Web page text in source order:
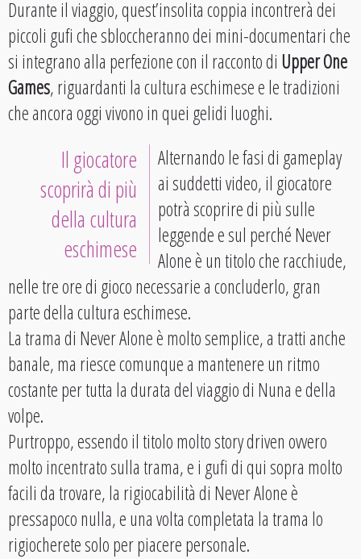
Durante il viaggio, quest’insolita coppia incontrerà dei
piccoli gufi che sbloccheranno dei mini-documentari che
si integrano alla perfezione con il racconto di Upper One
Games, riguardanti la cultura eschimese e le tradizioni
che ancora oggi vivono in quei gelidi luoghi.
Il giocatore
scoprirà di più
della cultura
eschimese
Alternando le fasi di gameplay
ai suddetti video, il giocatore
potrà scoprire di più sulle
leggende e sul perché Never
Alone è un titolo che racchiude,
nelle tre ore di gioco necessarie a concluderlo, gran
parte della cultura eschimese.
La trama di Never Alone è molto semplice, a tratti anche
banale, ma riesce comunque a mantenere un ritmo
costante per tutta la durata del viaggio di Nuna e della
volpe.
Purtroppo, essendo il titolo molto story driven ovvero
molto incentrato sulla trama, e i gufi di qui sopra molto
facili da trovare, la rigiocabilità di Never Alone è
pressapoco nulla, e una volta completata la trama lo
rigiocherete solo per piacere personale.